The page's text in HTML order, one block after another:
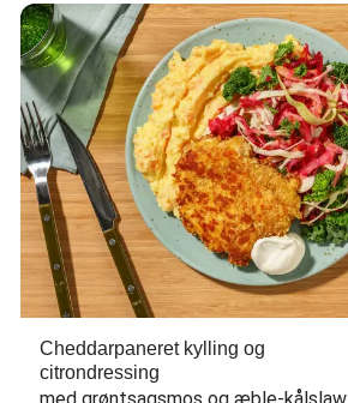
Cheddarpaneret kylling og
citrondressing